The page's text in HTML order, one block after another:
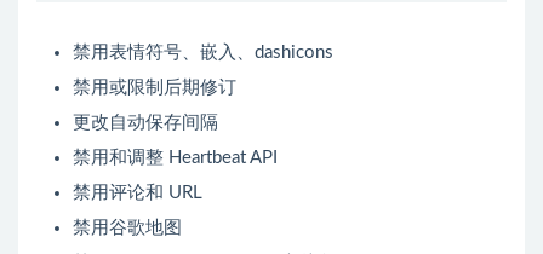
禁用表情符号、嵌入、dashicons
禁用或限制后期修订
更改自动保存间隔
禁用和调整 Heartbeat API
禁用评论和 URL
禁用谷歌地图